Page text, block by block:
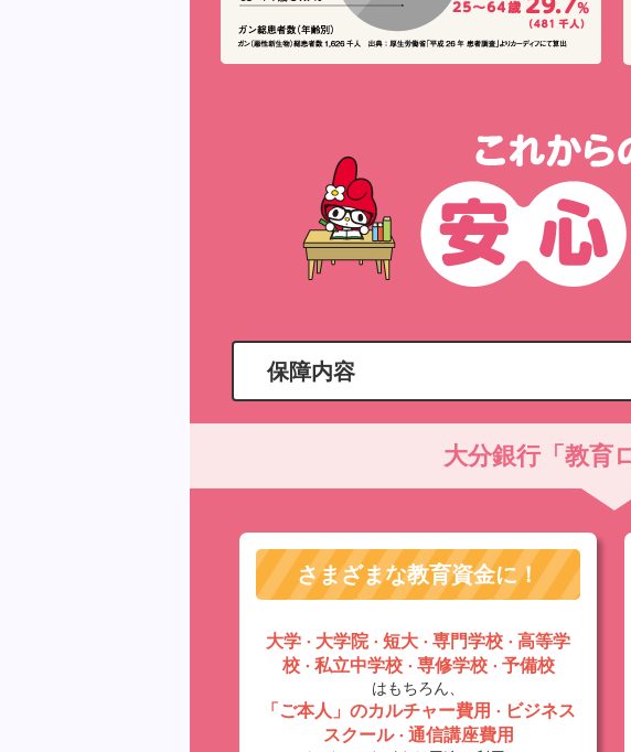
保障内容
大分銀行「教育
さまざまな教育資金に！
大学 ・ 大学院・ 短大 ・ 専門学校 ・ 高等学
校・ 私立中学校・ 専修学校・ 予備校
はもちろん、
「ご本人」のカルチャー費用 ・ ビジネス
スクール・ 通信講座費用